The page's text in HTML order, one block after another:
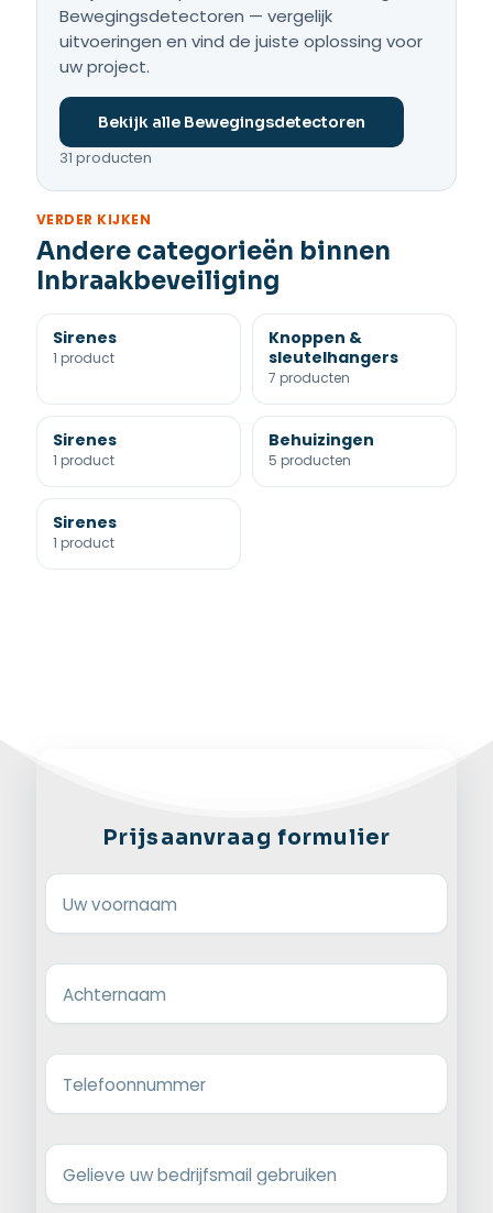
Bewegingsdetectoren — vergelijk
uitvoeringen en vind de juiste oplossing voor
uw project.
Bekijk alle Bewegingsdetectoren
31 producten
VERDER KIJKEN
Andere categorieën binnen
Inbraakbeveiliging
Sirenes
1 product
Knoppen &
sleutelhangers
7 producten
Sirenes
1 product
Behuizingen
5 producten
Sirenes
1 product
Prijsaanvraag formulier
Uw voornaam
Achternaam
Telefoonnummer
Gelieve uw bedrijfsmail gebruiken